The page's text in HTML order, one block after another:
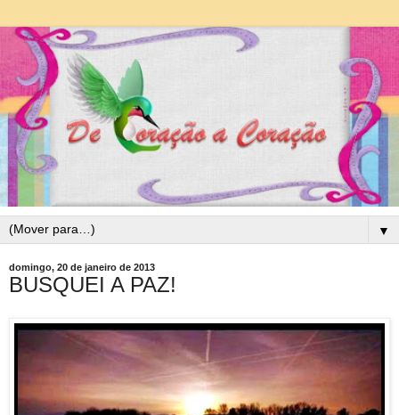
▼
domingo, 20 de janeiro de 2013
BUSQUEI A PAZ!